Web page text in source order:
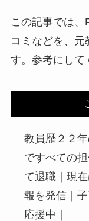
この記事では、
コミなどを、元
す。参考にして
教員歴２２
ですべての
て退職｜現
報を発信｜
応援中｜